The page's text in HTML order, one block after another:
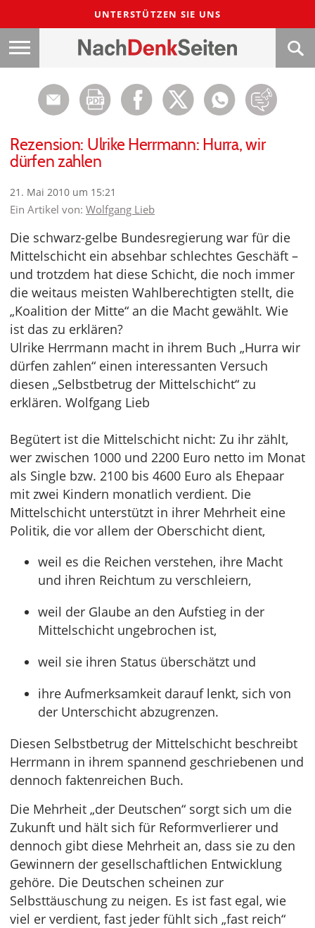
UNTERSTÜTZEN SIE UNS
Rezension: Ulrike Herrmann: Hurra, wir
dürfen zahlen
21. Mai 2010 um 15:21
Ein Artikel von: Wolfgang Lieb
Die schwarz-gelbe Bundesregierung war für die
Mittelschicht ein absehbar schlechtes Geschäft –
und trotzdem hat diese Schicht, die noch immer
die weitaus meisten Wahlberechtigten stellt, die
„Koalition der Mitte“ an die Macht gewählt. Wie
ist das zu erklären?
Ulrike Herrmann macht in ihrem Buch „Hurra wir
dürfen zahlen“ einen interessanten Versuch
diesen „Selbstbetrug der Mittelschicht“ zu
erklären. Wolfgang Lieb
Begütert ist die Mittelschicht nicht: Zu ihr zählt,
wer zwischen 1000 und 2200 Euro netto im Monat
als Single bzw. 2100 bis 4600 Euro als Ehepaar
mit zwei Kindern monatlich verdient. Die
Mittelschicht unterstützt in ihrer Mehrheit eine
Politik, die vor allem der Oberschicht dient,
weil es die Reichen verstehen, ihre Macht
und ihren Reichtum zu verschleiern,
weil der Glaube an den Aufstieg in der
Mittelschicht ungebrochen ist,
weil sie ihren Status überschätzt und
ihre Aufmerksamkeit darauf lenkt, sich von
der Unterschicht abzugrenzen.
Diesen Selbstbetrug der Mittelschicht beschreibt
Herrmann in ihrem spannend geschriebenen und
dennoch faktenreichen Buch.
Die Mehrheit „der Deutschen“ sorgt sich um die
Zukunft und hält sich für Reformverlierer und
dennoch gibt diese Mehrheit an, dass sie zu den
Gewinnern der gesellschaftlichen Entwicklung
gehöre. Die Deutschen scheinen zur
Selbsttäuschung zu neigen. Es ist fast egal, wie
viel er verdient, fast jeder fühlt sich „fast reich“